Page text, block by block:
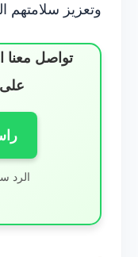
وتعزيز سلامتهم
تواصل معنا
الرد